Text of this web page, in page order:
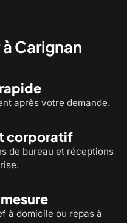
Carignan
après votre demande.
corporatif
de bureau et réceptions
à domicile ou repas à